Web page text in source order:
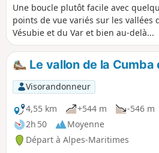
Une boucle plutôt facile avec
points de vue variés sur les vallées
Vésubie et du Var et bien au-delà...
Le vallon de la Cumba
Visorandonneur
4,55 km
+544 m
-546 m
2h 50
Moyenne
Départ à Alpes-Maritimes